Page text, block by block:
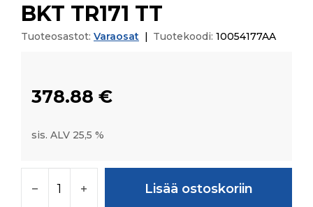
BKT TR171 TT
Tuoteosastot: Varaosat Tuotekoodi: 10054177AA
378.88 €
sis. ALV 25,5 %
Lisää ostoskoriin